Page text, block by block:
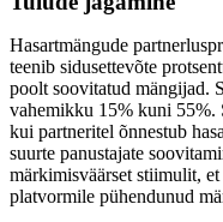
Hasartmängude
teenib sidusettevõte
poolt soovitatud mängijad.
vahemikku 15% kuni 55%.
kui partneritel õnnestub
suurte panustajate
märkimisväärset stiimulit,
platvormile pühendunud